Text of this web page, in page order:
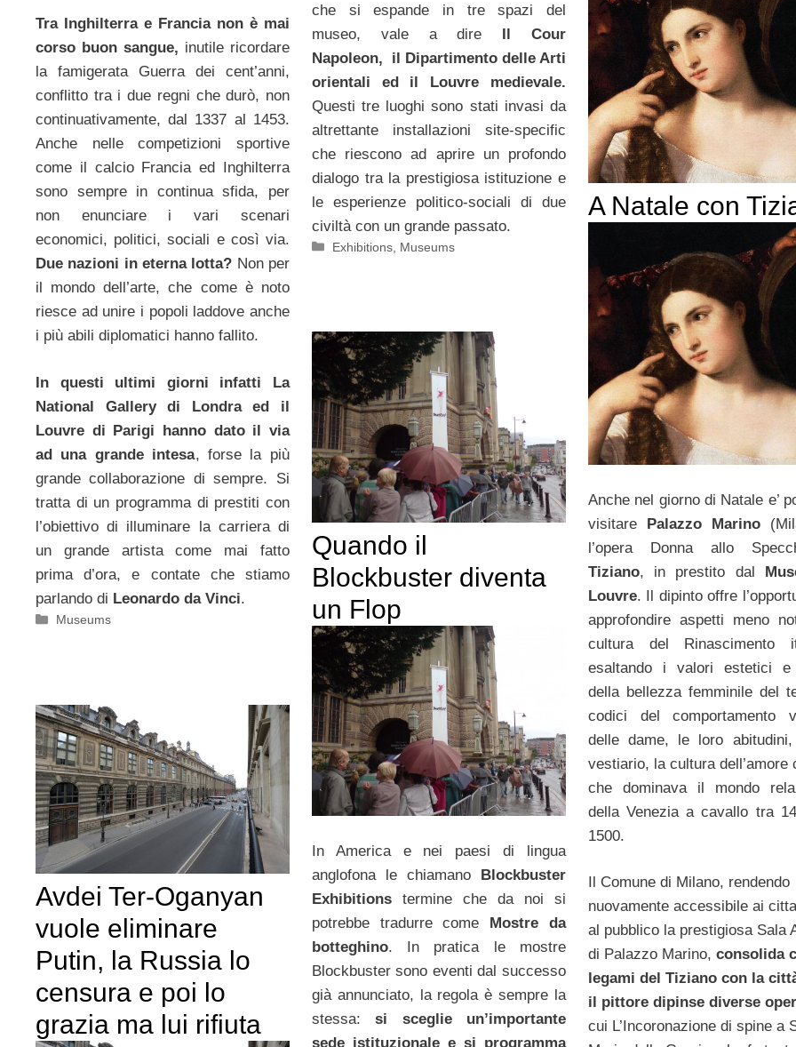
Tra Inghilterra e Francia non è mai
corso buon sangue, inutile ricordare
la famigerata Guerra dei cent’anni,
conflitto tra i due regni che durò, non
continuativamente, dal 1337 al 1453.
Anche nelle competizioni sportive
come il calcio Francia ed Inghilterra
sono sempre in continua sfida, per
non enunciare i vari scenari
economici, politici, sociali e così via.
Due nazioni in eterna lotta? Non per
il mondo dell’arte, che come è noto
riesce ad unire i popoli laddove anche
i più abili diplomatici hanno fallito.
In questi ultimi giorni infatti La
National Gallery di Londra ed il
Louvre di Parigi hanno dato il via
ad una grande intesa, forse la più
grande collaborazione di sempre. Si
tratta di un programma di prestiti con
l’obiettivo di illuminare la carriera di
un grande artista come mai fatto
prima d’ora, e contate che stiamo
parlando di Leonardo da Vinci.
Categorie
Museums
che si espande in tre spazi del
museo, vale a dire Il Cour
Napoleon, il Dipartimento delle Arti
orientali ed il Louvre medievale.
Questi tre luoghi sono stati invasi da
altrettante installazioni site-specific
che riescono ad aprire un profondo
dialogo tra la prestigiosa istituzione e
le esperienze politico-sociali di due
civiltà con un grande passato.
Categorie
Exhibitions Museums
A Natale con
Anche nel giorno di Natale e’
visitare Palazzo Marino
l’opera Donna allo
Tiziano, in prestito dal
Louvre. Il dipinto offre
approfondire aspetti meno
cultura del Rinascimento
esaltando i valori estetici e
della bellezza femminile del
codici del comportamento
delle dame, le loro
vestiario, la cultura dell’amore
che dominava il mondo
della Venezia a cavallo tra
1500.
Il Comune di Milano, rendendo
nuovamente accessibile ai
al pubblico la prestigiosa Sala
di Palazzo Marino, consolida
legami del Tiziano con la
il pittore dipinse diverse
cui L’Incoronazione di spine a
Quando il
Blockbuster diventa
un Flop
In America e nei paesi di lingua
anglofona le chiamano Blockbuster
Exhibitionstermine che da noi si
potrebbe tradurre come Mostre da
botteghino. In pratica le mostre
Blockbuster sono eventi dal successo
già annunciato, la regola è sempre la
stessa:si sceglie un’importante
sede istituzionale e si programma
Avdei Ter-Oganyan
vuole eliminare
Putin, la Russia lo
censura e poi lo
grazia ma lui rifiuta